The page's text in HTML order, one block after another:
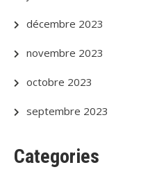
décembre 2023
novembre 2023
octobre 2023
septembre 2023
Categories